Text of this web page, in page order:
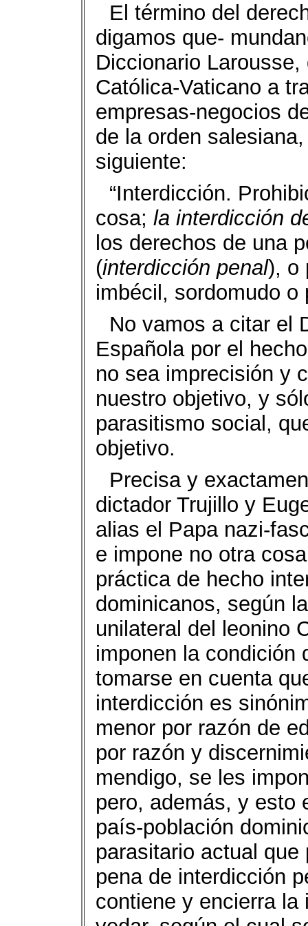
El término del
digamos que-
Diccionario
Católica-Vaticano a
empresas-negocios
de la orden
siguiente:
“Interdicción.
cosa; la interdicción
los derechos de una
(interdicción penal), o
imbécil, sordomudo o
No vamos a citar el
Española por el
no sea imprecisión y
nuestro objetivo, y
parasitismo social,
objetivo.
Precisa y
dictador Trujillo y
alias el Papa nazi-
e impone no otra
práctica de hecho
dominicanos, según
unilateral del leonino
imponen la condición
tomarse en cuenta
interdicción es
menor por razón de
por razón y
mendigo, se les
pero, además, y esto
país-población
parasitario actual
pena de interdicción
contiene y encierra la